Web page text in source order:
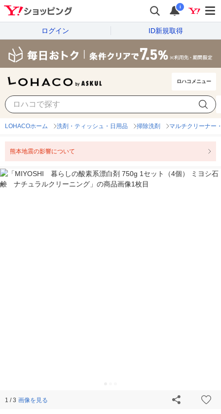
i
ログイン ID新規取得
ロハコメニュー
LOHACOホーム 洗剤・ティッシュ・日用品 掃除洗剤 マルチクリーナー
熊本地震の影響について
1 / 3 画像を見る